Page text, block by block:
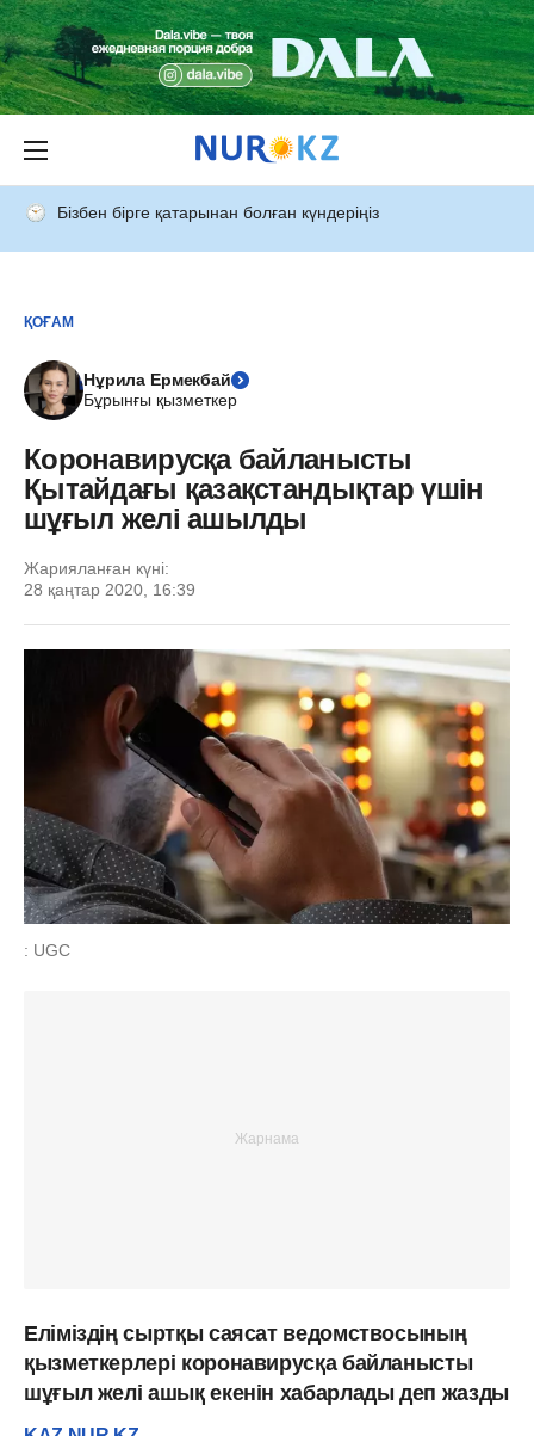
Бізбен бірге қатарынан болған күндеріңіз
ҚОҒАМ
Нұрила Ермекбай
Бұрынғы қызметкер
Коронавирусқа байланысты
Қытайдағы қазақстандықтар үшін
шұғыл желі ашылды
Жарияланған күні:
28 қаңтар 2020, 16:39
: UGC
Еліміздің сыртқы саясат ведомствосының
қызметкерлері коронавирусқа байланысты
шұғыл желі ашық екенін хабарлады деп жазды